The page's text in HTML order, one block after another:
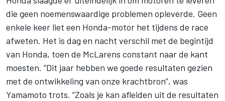
die geen noemenswaardige problemen opleverde. Geen
enkele keer liet een Honda-motor het tijdens de race
afweten. Het is dag en nacht verschil met de begintijd
van Honda, toen de McLarens constant naar de kant
moesten. “Dit jaar hebben we goede resultaten gezien
met de ontwikkeling van onze krachtbron”, was
Yamamoto trots. “Zoals je kan afleiden uit de resultaten